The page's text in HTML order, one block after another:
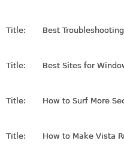
Title: Best
Title: Best Sites for
Title: How to Surf More
Title: How to Make Vista